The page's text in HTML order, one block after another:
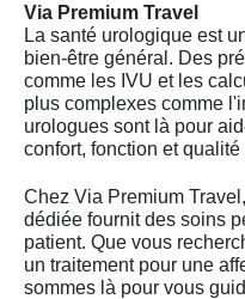
Via Premium Travel
La santé urologique est
bien-être général. Des
comme les IVU et les
plus complexes comme
urologues sont là pour
confort, fonction et qualité
Chez Via Premium
dédiée fournit des soins
patient. Que vous
un traitement pour une
sommes là pour vous